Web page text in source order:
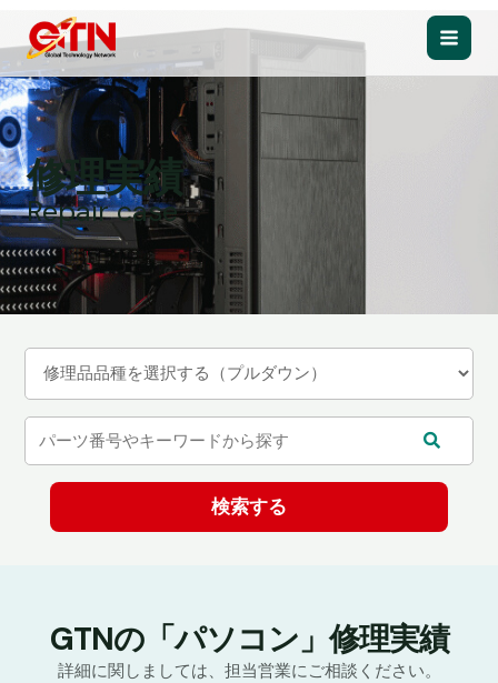
を
ス
キ
ッ
プ
Main
修理実績
Repair case
GTNの「パソコン」修理実績
詳細に関しましては、担当営業にご相談ください。